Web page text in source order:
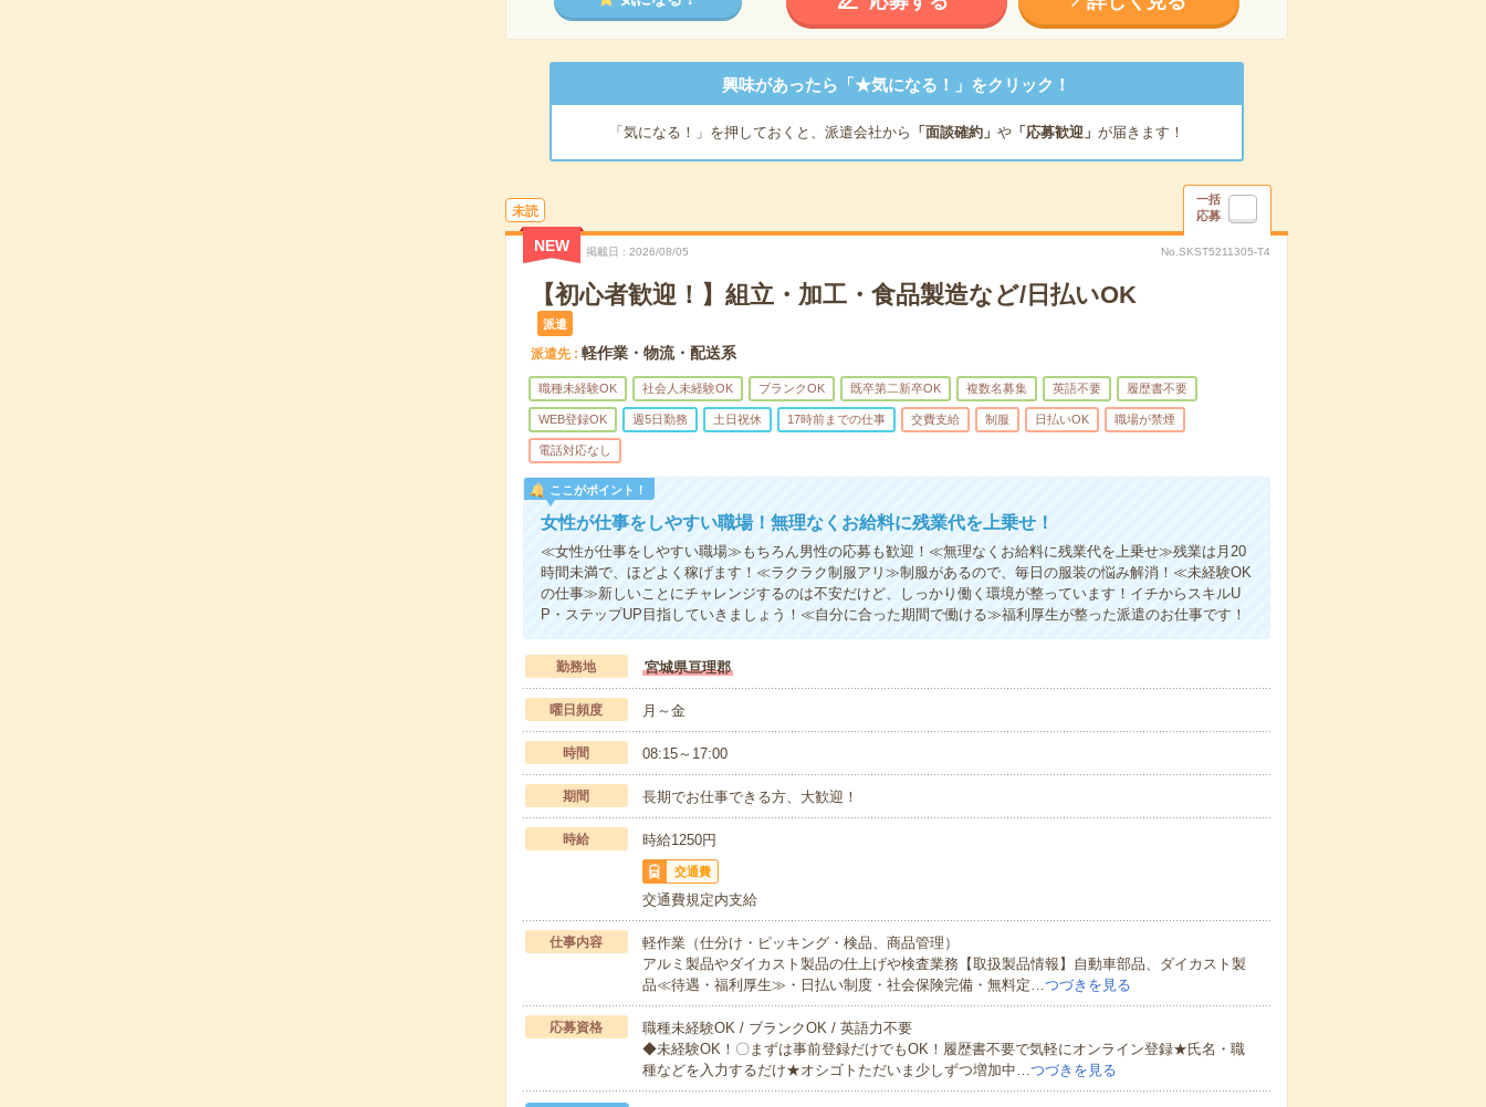
興味があったら「★気になる！」をクリック！
「気になる！」を押しておくと、派遣会社から 「面談確約」 や「応募歓迎」 が届きます！
未読
一括
応募
NEW 掲載日 2026/08/05 No.SKST5211305-T4
【初心者歓迎！】組立・加工・食品製造など/日払いOK
派遣
派遣先 軽作業・物流・配送系
職種未経験OK 社会人未経験OK ブランクOK 既卒第二新卒OK 複数名募集 英語不要 履歴書不要
WEB登録OK 週5日勤務 土日祝休 17時前までの仕事 交費支給 制服 日払いOK 職場が禁煙
電話対応なし
ここがポイント！
女性が仕事をしやすい職場！無理なくお給料に残業代を上乗せ！
≪女性が仕事をしやすい職場≫もちろん男性の応募も歓迎！≪無理なくお給料に残業代を上乗せ≫残業は月20
時間未満で、ほどよく稼げます！≪ラクラク制服アリ≫制服があるので、毎日の服装の悩み解消！≪未経験OK
の仕事≫新しいことにチャレンジするのは不安だけど、しっかり働く環境が整っています！イチからスキルU
P・ステップUP目指していきましょう！≪自分に合った期間で働ける≫福利厚生が整った派遣のお仕事です！
勤務地 宮城県亘理郡
曜日頻度 月～金
時間 08:15～17:00
期間 長期でお仕事できる方、大歓迎！
時給 時給1250円
交通費
交通費規定内支給
仕事内容
軽作業（仕分け・ピッキング・検品、商品管理）
アルミ製品やダイカスト製品の仕上げや検査業務【取扱製品情報】自動車部品、ダイカスト製
品≪待遇・福利厚生≫・日払い制度・社会保険完備・無料定… つづきを見る
応募資格
職種未経験OK / ブランクOK / 英語力不要
◆未経験OK！〇まずは事前登録だけでもOK！履歴書不要で気軽にオンライン登録★氏名・職
種などを入力するだけ★オシゴトただいま少しずつ増加中… つづきを見る